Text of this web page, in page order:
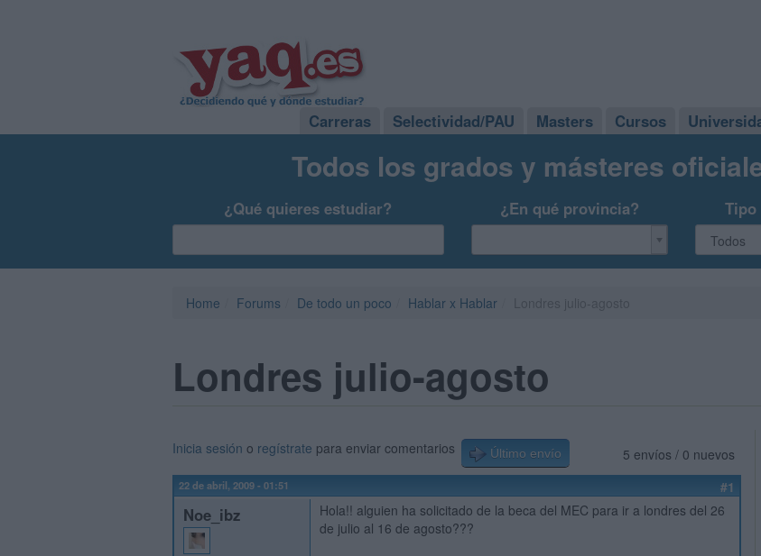
Carreras Selectividad/PAU Masters Cursos
Todos los grados y másteres
¿Qué quieres estudiar? ¿En qué provincia? Tipo
Home Forums De todo un poco Hablar x Hablar
Londres julio-agosto
5 envíos / 0 nuevos
Inicia sesión o regístrate para enviar comentarios Último envío
22 de abril, 2009 - 01:51 #1
Noe_ibz
Hola!! alguien ha solicitado de la beca del MEC para ir a londres del 26
de julio al 16 de agosto???